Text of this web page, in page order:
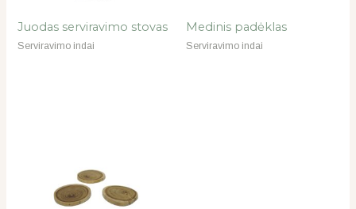
Juodas serviravimo stovas
Serviravimo indai
Medinis padėklas
Serviravimo indai